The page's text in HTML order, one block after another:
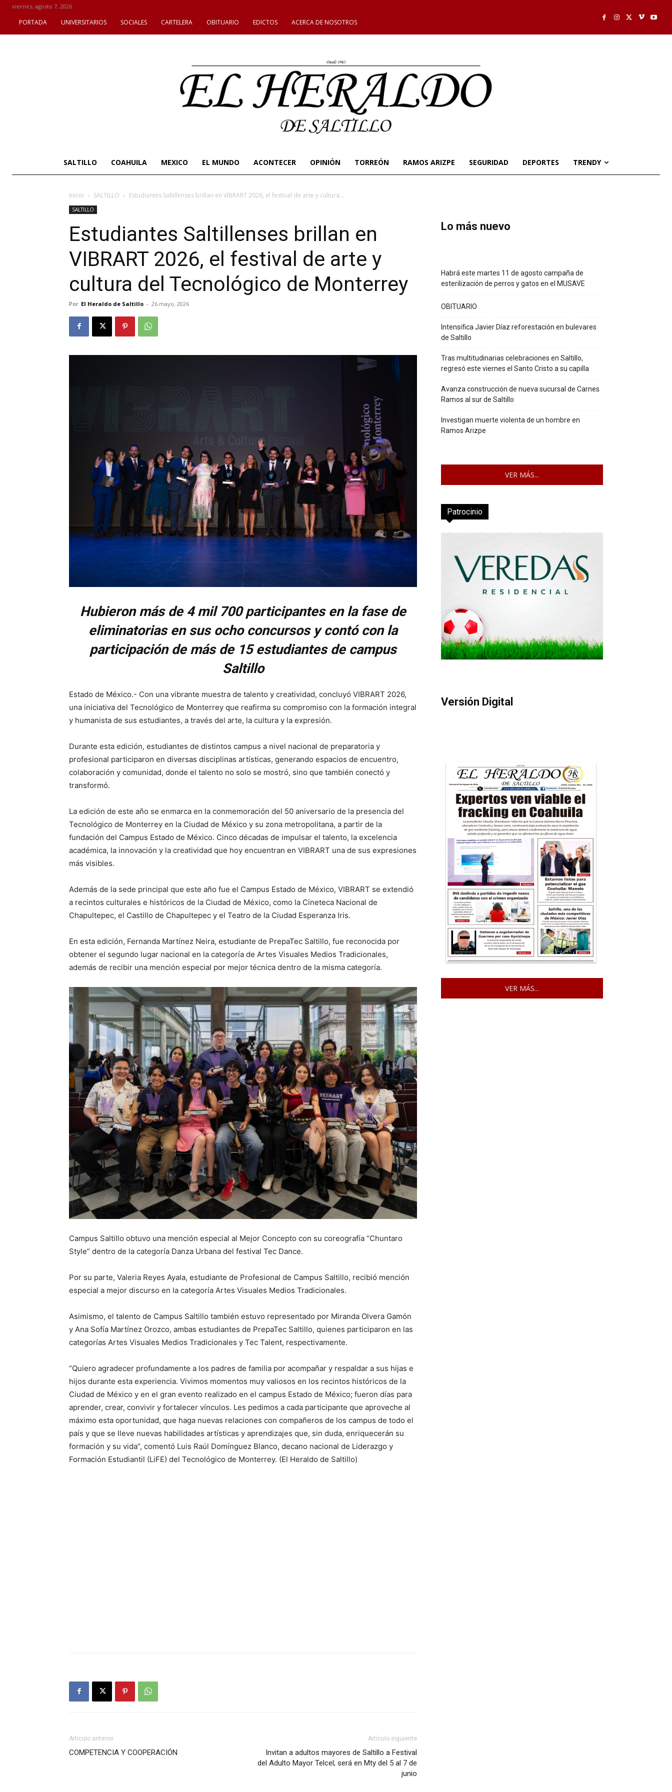
viernes, agosto 7, 2026
PORTADA UNIVERSITARIOS SOCIALES CARTELERA OBITUARIO EDICTOS ACERCA DE NOSOTROS
SALTILLO COAHUILA MEXICO EL MUNDO ACONTECER OPINIÓN TORREÓN RAMOS ARIZPE SEGURIDAD DEPORTES TRENDY
Inicio SALTILLO Estudiantes Saltillenses brillan en VIBRART 2026, el festival de arte y cultura...
SALTILLO
Estudiantes Saltillenses brillan en
VIBRART 2026, el festival de arte y
cultura del Tecnológico de Monterrey
Por El Heraldo de Saltillo - 26 mayo, 2026
Hubieron más de 4 mil 700 participantes en la fase de
eliminatorias en sus ocho concursos y contó con la
participación de más de 15 estudiantes de campus
Saltillo
Estado de México.- Con una vibrante muestra de talento y creatividad, concluyó VIBRART 2026,
una iniciativa del Tecnológico de Monterrey que reafirma su compromiso con la formación integral
y humanista de sus estudiantes, a través del arte, la cultura y la expresión.
Durante esta edición, estudiantes de distintos campus a nivel nacional de preparatoria y
profesional participaron en diversas disciplinas artísticas, generando espacios de encuentro,
colaboración y comunidad, donde el talento no solo se mostró, sino que también conectó y
transformó.
La edición de este año se enmarca en la conmemoración del 50 aniversario de la presencia del
Tecnológico de Monterrey en la Ciudad de México y su zona metropolitana, a partir de la
fundación del Campus Estado de México. Cinco décadas de impulsar el talento, la excelencia
académica, la innovación y la creatividad que hoy encuentran en VIBRART una de sus expresiones
más visibles.
Además de la sede principal que este año fue el Campus Estado de México, VIBRART se extendió
a recintos culturales e históricos de la Ciudad de México, como la Cineteca Nacional de
Chapultepec, el Castillo de Chapultepec y el Teatro de la Ciudad Esperanza Iris.
En esta edición, Fernanda Martínez Neira, estudiante de PrepaTec Saltillo, fue reconocida por
obtener el segundo lugar nacional en la categoría de Artes Visuales Medios Tradicionales,
además de recibir una mención especial por mejor técnica dentro de la misma categoría.
Campus Saltillo obtuvo una mención especial al Mejor Concepto con su coreografía “Chuntaro
Style” dentro de la categoría Danza Urbana del festival Tec Dance.
Por su parte, Valeria Reyes Ayala, estudiante de Profesional de Campus Saltillo, recibió mención
especial a mejor discurso en la categoría Artes Visuales Medios Tradicionales.
Asimismo, el talento de Campus Saltillo también estuvo representado por Miranda Olvera Gamón
y Ana Sofía Martínez Orozco, ambas estudiantes de PrepaTec Saltillo, quienes participaron en las
categorías Artes Visuales Medios Tradicionales y Tec Talent, respectivamente.
“Quiero agradecer profundamente a los padres de familia por acompañar y respaldar a sus hijas e
hijos durante esta experiencia. Vivimos momentos muy valiosos en los recintos históricos de la
Ciudad de México y en el gran evento realizado en el campus Estado de México; fueron días para
aprender, crear, convivir y fortalecer vínculos. Les pedimos a cada participante que aproveche al
máximo esta oportunidad, que haga nuevas relaciones con compañeros de los campus de todo el
país y que se lleve nuevas habilidades artísticas y aprendizajes que, sin duda, enriquecerán su
formación y su vida”, comentó Luis Raúl Domínguez Blanco, decano nacional de Liderazgo y
Formación Estudiantil (LiFE) del Tecnológico de Monterrey. (El Heraldo de Saltillo)
Artículo anterior
COMPETENCIA Y COOPERACIÓN
Artículo siguiente
Invitan a adultos mayores de Saltillo a Festival
del Adulto Mayor Telcel; será en Mty del 5 al 7 de
junio
Lo más nuevo
Habrá este martes 11 de agosto campaña de
esterilización de perros y gatos en el MUSAVE
OBITUARIO
Intensifica Javier Díaz reforestación en bulevares
de Saltillo
Tras multitudinarias celebraciones en Saltillo,
regresó este viernes el Santo Cristo a su capilla
Avanza construcción de nueva sucursal de Carnes
Ramos al sur de Saltillo
Investigan muerte violenta de un hombre en
Ramos Arizpe
VER MÁS...
Patrocinio
Versión Digital
VER MÁS...